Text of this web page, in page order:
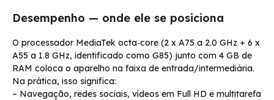
Desempenho — onde ele se posiciona
O processador MediaTek octa‑core (2 x A75 a 2.0 GHz + 6 x
A55 a 1.8 GHz, identificado como G85) junto com 4 GB de
RAM coloca o aparelho na faixa de entrada/intermediária.
Na prática, isso significa:
– Navegação, redes sociais, vídeos em Full HD e multitarefa